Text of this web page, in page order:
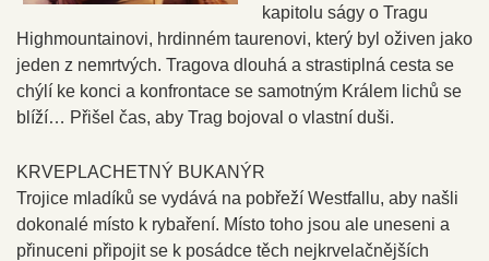
kapitolu ságy o Tragu
Highmountainovi, hrdinném taurenovi, který byl oživen jako
jeden z nemrtvých. Tragova dlouhá a strastiplná cesta se
chýlí ke konci a konfrontace se samotným Králem lichů se
blíží… Přišel čas, aby Trag bojoval o vlastní duši.
KRVEPLACHETNÝ BUKANÝR
Trojice mladíků se vydává na pobřeží Westfallu, aby našli
dokonalé místo k rybaření. Místo toho jsou ale uneseni a
přinuceni připojit se k posádce těch nejkrvelačnějších